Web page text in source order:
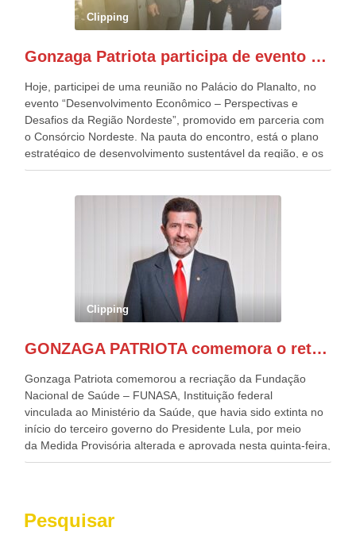
pessoas, só que o número de Patriotas Brasileiros
Independentes, dobrou na Esplanada. Eu, Lula e os
Patriota.
Clipping
Gonzaga Patriota participa de evento em prol do desenvolvimento do Nordeste
Hoje, participei de uma reunião no Palácio do Planalto, no
evento “Desenvolvimento Econômico – Perspectivas e
Desafios da Região Nordeste”, promovido em parceria com
o Consórcio Nordeste. Na pauta do encontro, está o plano
estratégico de desenvolvimento sustentável da região, e os
desafios para a elaboração de políticas públicas, que
evento contou com a presença do Vice-presidente Geraldo
Alckmin, que também ocupa o Ministério do
Desenvolvimento, Indústria, Comércio e Serviços, o ex
governador de Pernambuco, agora Presidente do Banco do
Nordeste, Paulo Câmara, o ex Deputado Federal, e
atualmente Superintendente da SUDENE, Danilo Cabral, da
Governadora de Pernambuco, Raquel Lyra, os ministros da
Casa Civil, Rui Costa, e da Integração e do Desenvolvimento
de todo Nordeste que também ajudam a fomentar o
Clipping
GONZAGA PATRIOTA comemora o retorno da FUNASA
Gonzaga Patriota comemorou a recriação da Fundação
Nacional de Saúde – FUNASA, Instituição federal
vinculada ao Ministério da Saúde, que havia sido extinta no
início do terceiro governo do Presidente Lula, por meio
da Medida Provisória alterada e aprovada nesta quinta-feira,
pelo Congresso Nacional. Gonzaga Patriota disse hoje em
desenvolvimento dos seus municípios e, somente o ano
passado, essa Fundação distribuiu mais de três bilhões de
Pesquisar